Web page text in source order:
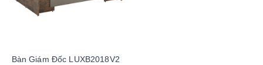
Bàn Giám Đốc LUXB2018V2